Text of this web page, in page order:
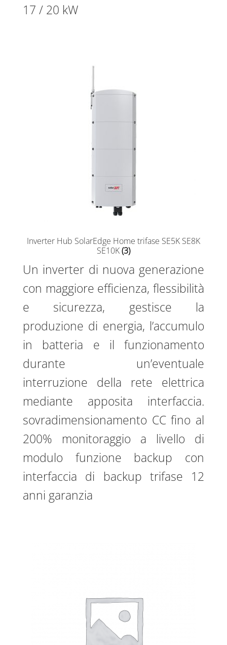
17 / 20 kW
Inverter Hub SolarEdge Home trifase SE5K SE8K
SE10K(3)
Un inverter di nuova generazione
con maggiore efficienza, flessibilità
e sicurezza, gestisce la
produzione di energia, l’accumulo
in batteria e il funzionamento
durante un’eventuale
interruzione della rete elettrica
mediante apposita interfaccia.
sovradimensionamento CC fino al
200% monitoraggio a livello di
modulo funzione backup con
interfaccia di backup trifase 12
anni garanzia